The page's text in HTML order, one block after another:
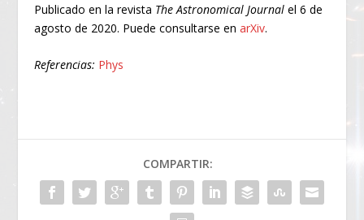
Publicado en la revista The Astronomical Journal el 6 de
agosto de 2020. Puede consultarse enarXiv.
Referencias: Phys
COMPARTIR: